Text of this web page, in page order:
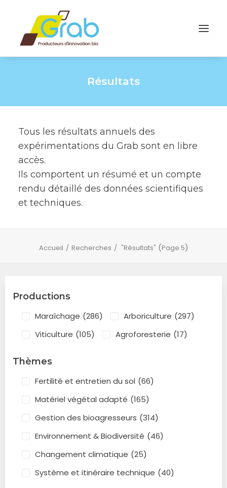
Résultats
Tous les résultats annuels des
expérimentations du Grab sont en libre
accès.
Ils comportent un résumé et un compte
rendu détaillé des données scientifiques
et techniques.
Accueil Recherches "Résultats" (Page 5)
Productions
Maraîchage (286) Arboriculture (297)
Viticulture (105) Agroforesterie (17)
Thèmes
Fertilité et entretien du sol (66)
Matériel végétal adapté (165)
Gestion des bioagresseurs (314)
Environnement & Biodiversité (46)
Changement climatique (25)
Système et itinéraire technique (40)